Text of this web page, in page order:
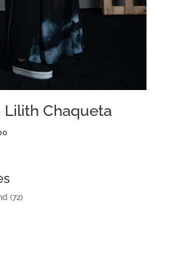
Lilith Chaqueta
El
€ 175.00.
(72)